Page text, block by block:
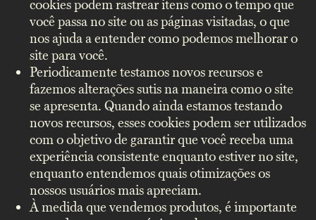
cookies podem rastrear itens como o tempo que
você passa no site ou as páginas visitadas, o que
nos ajuda a entender como podemos melhorar o
site para você.
Periodicamente testamos novos recursos e
fazemos alterações sutis na maneira como o site
se apresenta. Quando ainda estamos testando
novos recursos, esses cookies podem ser utilizados
com o objetivo de garantir que você receba uma
experiência consistente enquanto estiver no site,
enquanto entendemos quais otimizações os
nossos usuários mais apreciam.
À medida que vendemos produtos, é importante